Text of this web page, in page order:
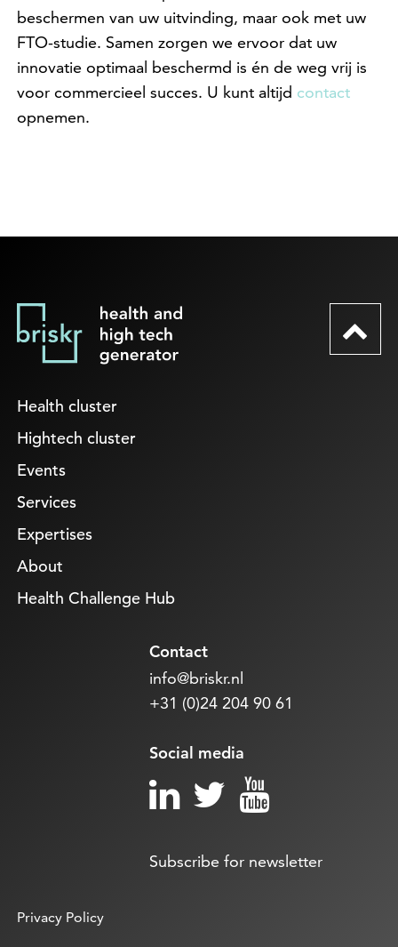
beschermen van uw uitvinding, maar ook met uw
FTO-studie. Samen zorgen we ervoor dat uw
innovatie optimaal beschermd is én de weg vrij is
voor commercieel succes. U kunt altijd contact
opnemen.
Health cluster
Hightech cluster
Events
Services
Expertises
About
Health Challenge Hub
Contact
info@briskr.nl
+31 (0)24 204 90 61
Social media
Subscribe for newsletter
Privacy Policy